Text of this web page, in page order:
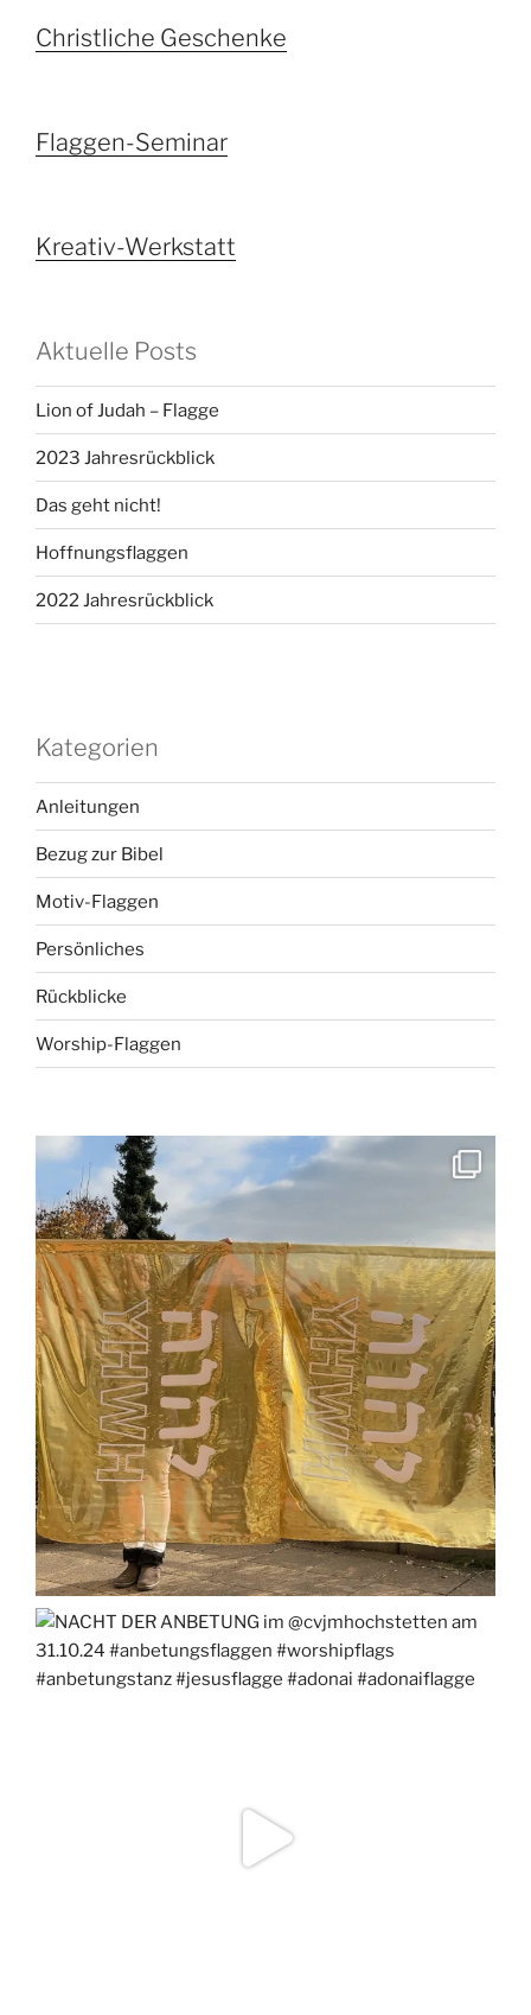
Christliche Geschenke
Flaggen-Seminar
Kreativ-Werkstatt
Aktuelle Posts
Lion of Judah – Flagge
2023 Jahresrückblick
Das geht nicht!
Hoffnungsflaggen
2022 Jahresrückblick
Kategorien
Anleitungen
Bezug zur Bibel
Motiv-Flaggen
Persönliches
Rückblicke
Worship-Flaggen